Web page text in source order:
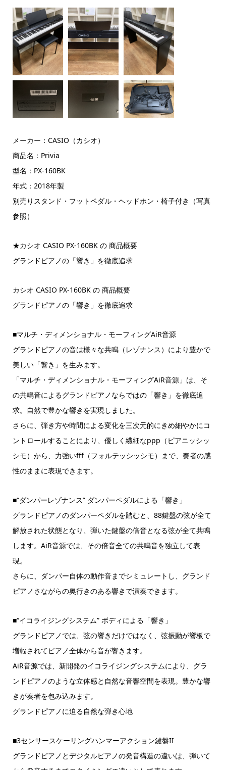
メーカー：CASIO（カシオ）
商品名：Privia
型名：PX-160BK
年式：2018年製
別売りスタンド・フットペダル・ヘッドホン・椅子付き（写真
参照）
★カシオ CASIO PX-160BK の 商品概要
グランドピアノの「響き」を徹底追求
カシオ CASIO PX-160BK の 商品概要
グランドピアノの「響き」を徹底追求
■マルチ・ディメンショナル・モーフィングAiR音源
グランドピアノの音は様々な共鳴（レゾナンス）により豊かで
美しい「響き」を生みます。
「マルチ・ディメンショナル・モーフィングAiR音源」は、そ
の共鳴音によるグランドピアノならではの「響き」を徹底追
求。自然で豊かな響きを実現しました。
さらに、弾き方や時間による変化を三次元的にきめ細やかにコ
ントロールすることにより、優しく繊細なppp（ピアニッシッ
シモ）から、力強いfff（フォルテッシッシモ）まで、奏者の感
性のままに表現できます。
■“ダンパーレゾナンス” ダンパーペダルによる「響き」
グランドピアノのダンパーペダルを踏むと、88鍵盤の弦が全て
解放された状態となり、弾いた鍵盤の倍音となる弦が全て共鳴
します。AiR音源では、その倍音全ての共鳴音を独立して表
現。
さらに、ダンパー自体の動作音までシミュレートし、グランド
ピアノさながらの奥行きのある響きで演奏できます。
■“イコライジングシステム” ボディによる「響き」
グランドピアノでは、弦の響きだけではなく、弦振動が響板で
増幅されてピアノ全体から音が響きます。
AiR音源では、新開発のイコライジングシステムにより、グラ
ンドピアノのような立体感と自然な音響空間を表現。豊かな響
きが奏者を包み込みます。
グランドピアノに迫る自然な弾き心地
■3センサースケーリングハンマーアクション鍵盤II
グランドピアノとデジタルピアノの発音構造の違いは、弾いて